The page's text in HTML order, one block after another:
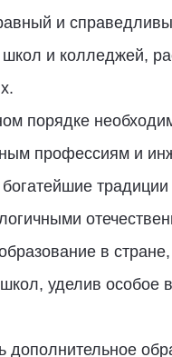
и
школ и колледжей,
порядке
профессиям и
традиции
в
уделив особое
дополнительное